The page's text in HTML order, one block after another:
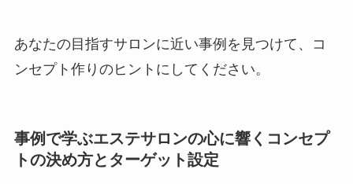
あなたの目指すサロンに近い事例を見つけて、コ
ンセプト作りのヒントにしてください。
事例で学ぶエステサロンの心に響くコンセプ
トの決め方とターゲット設定